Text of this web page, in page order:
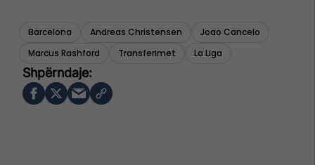
Barcelona Andreas Christensen
Joao Cancelo
Marcus Rashford
Transferimet La Liga